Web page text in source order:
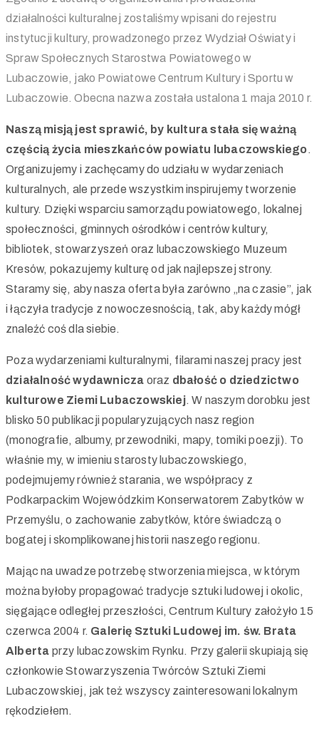
działalności kulturalnej zostaliśmy wpisani do rejestru
instytucji kultury, prowadzonego przez Wydział Oświaty i
Spraw Społecznych Starostwa Powiatowego w
Lubaczowie, jako Powiatowe Centrum Kultury i Sportu w
Lubaczowie. Obecna nazwa została ustalona 1 maja 2010 r.
Naszą misją jest sprawić, by kultura stała się ważną
częścią życia mieszkańców powiatu lubaczowskiego.
Organizujemy i zachęcamy do udziału w wydarzeniach
kulturalnych, ale przede wszystkim inspirujemy tworzenie
kultury. Dzięki wsparciu samorządu powiatowego, lokalnej
społeczności, gminnych ośrodków i centrów kultury,
bibliotek, stowarzyszeń oraz lubaczowskiego Muzeum
Kresów, pokazujemy kulturę od jak najlepszej strony.
Staramy się, aby nasza oferta była zarówno „na czasie”, jak
i łączyła tradycje z nowoczesnością, tak, aby każdy mógł
znaleźć coś dla siebie.
Poza wydarzeniami kulturalnymi, filarami naszej pracy jest
działalność wydawnicza oraz dbałość o dziedzictwo
kulturowe Ziemi Lubaczowskiej. W naszym dorobku jest
blisko 50 publikacji popularyzujących nasz region
(monografie, albumy, przewodniki, mapy, tomiki poezji). To
właśnie my, w imieniu starosty lubaczowskiego,
podejmujemy również starania, we współpracy z
Podkarpackim Wojewódzkim Konserwatorem Zabytków w
Przemyślu, o zachowanie zabytków, które świadczą o
bogatej i skomplikowanej historii naszego regionu.
Mając na uwadze potrzebę stworzenia miejsca, w którym
można byłoby propagować tradycje sztuki ludowej i okolic,
sięgające odległej przeszłości, Centrum Kultury założyło 15
czerwca 2004 r. Galerię Sztuki Ludowej im. św. Brata
Alberta przy lubaczowskim Rynku. Przy galerii skupiają się
członkowie Stowarzyszenia Twórców Sztuki Ziemi
Lubaczowskiej, jak też wszyscy zainteresowani lokalnym
rękodziełem.